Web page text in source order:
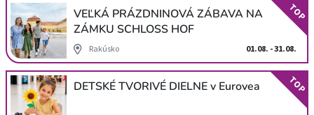
VEĽKÁ PRÁZDNINOVÁ ZÁBAVA NA
ZÁMKU SCHLOSS HOF
Rakúsko 01.08. - 31.08.
TOP
DETSKÉ TVORIVÉ DIELNE v Eurovea TOP